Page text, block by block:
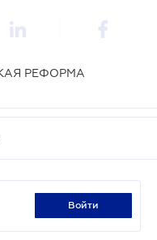
РЕФОРМА
войти